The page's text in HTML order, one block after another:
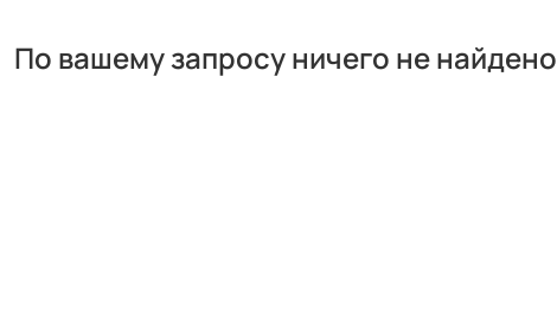
По вашему запросу ничего не найдено